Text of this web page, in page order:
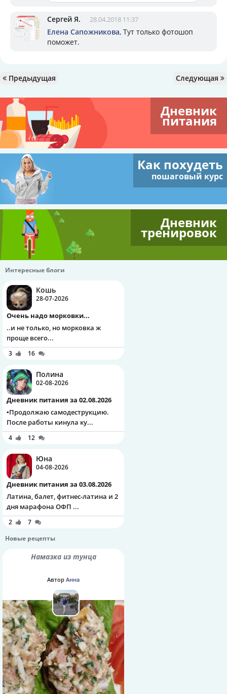
Сергей Я. 28.04.2018 11:37
Елена Сапожникова, Тут только фотошоп
поможет.
Предыдущая Следующая
Дневник
питания
Как похудеть
пошаговый курс
Дневник
тренировок
Интересные блоги
Кошь
28-07-2026
Очень надо морковки...
..и не только, но морковка ж
проще всего...
3 16
Полина
02-08-2026
Дневник питания за 02.08.2026
▪️Продолжаю самодеструкцию.
После работы кинула ку...
4 12
Юна
04-08-2026
Дневник питания за 03.08.2026
Латина, балет, фитнес-латина и 2
дня марафона ОФП ...
2
7
Новые рецепты
Намазка из тунца
Автор Анна